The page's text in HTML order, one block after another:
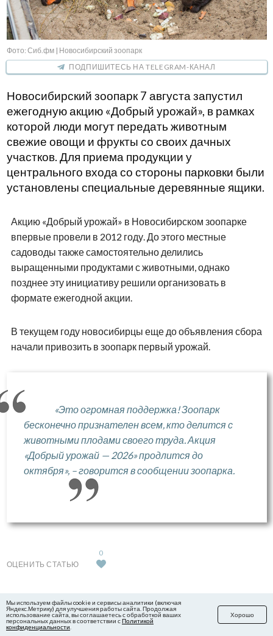
Фото: Сиб.фм | Новосибирский зоопарк
ПОДПИШИТЕСЬ НА TELEGRAM-КАНАЛ
Новосибирский зоопарк 7 августа запустил
ежегодную акцию «Добрый урожай», в рамках
которой люди могут передать животным
свежие овощи и фрукты со своих дачных
участков. Для приема продукции у
центрального входа со стороны парковки были
установлены специальные деревянные ящики.
Акцию «Добрый урожай» в Новосибирском зоопарке
впервые провели в 2012 году. До этого местные
садоводы также самостоятельно делились
выращенными продуктами с животными, однако
позднее эту инициативу решили организовать в
формате ежегодной акции.
В текущем году новосибирцы еще до объявления сбора
начали привозить в зоопарк первый урожай.
«Это огромная поддержка! Зоопарк
бесконечно признателен всем, кто делится с
животными плодами своего труда. Акция
«Добрый урожай — 2026» продлится до
октября», – говорится в сообщении зоопарка.
ОЦЕНИТЬ СТАТЬЮ
0
ПОДПИШИТЕСЬ НА НАС В MAX
Мы используем файлы cookie и сервисы аналитики (включая
Яндекс.Метрику) для улучшения работы сайта. Продолжая
использование сайта, вы соглашаетесь с обработкой ваших
персональных данных в соответствии сПолитикой
конфиденциальности
Хорошо